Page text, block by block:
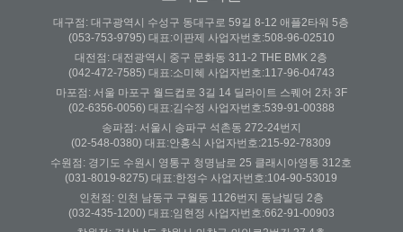
대구점: 대구광역시 수성구 동대구로 59길 8-12 애플2타워 5층
(053-753-9795) 대표:이판제 사업자번호:508-96-02510
대전점: 대전광역시 중구 문화동 311-2 THE BMK 2층
(042-472-7585) 대표:소미혜 사업자번호:117-96-04743
마포점: 서울 마포구 월드컵로 3길 14 딜라이트 스퀘어 2차 3F
(02-6356-0056) 대표:김수정 사업자번호:539-91-00388
송파점: 서울시 송파구 석촌동 272-24번지
(02-548-0380) 대표:안홍식 사업자번호:215-92-78309
수원점: 경기도 수원시 영통구 청명남로 25 클래시아영통 312호
(031-8019-8275) 대표:한정수 사업자번호:104-90-53019
인천점: 인천 남동구 구월동 1126번지 동남빌딩 2층
(032-435-1200) 대표:임현정 사업자번호:662-91-00903